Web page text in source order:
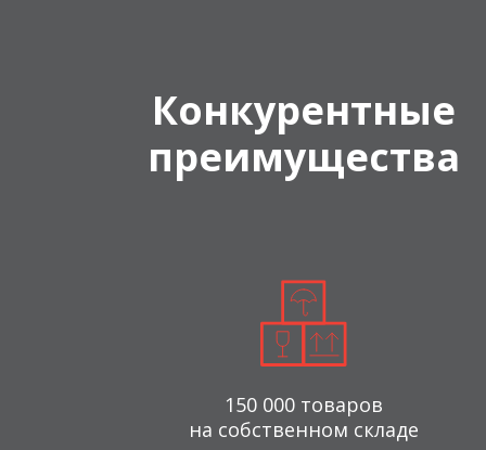
Конкурентные
преимущества
150 000 товаров
на собственном складе